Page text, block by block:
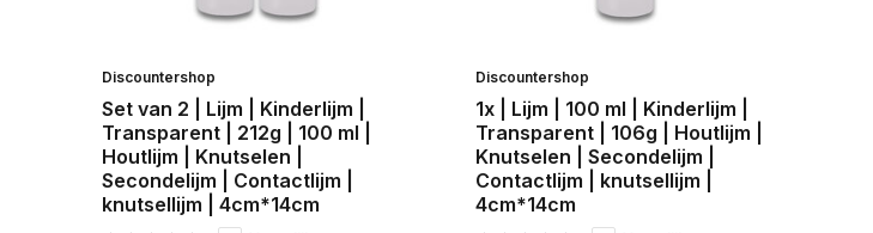
Discountershop
Set van 2 | Lijm | Kinderlijm |
Transparent | 212g | 100 ml |
Houtlijm | Knutselen |
Secondelijm | Contactlijm |
knutsellijm | 4cm*14cm
Discountershop
1x | Lijm | 100 ml | Kinderlijm |
Transparent | 106g | Houtlijm |
Knutselen | Secondelijm |
Contactlijm | knutsellijm |
4cm*14cm